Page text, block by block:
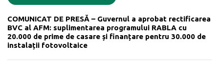
COMUNICAT DE PRESĂ – Guvernul a aprobat rectificarea
BVC al AFM: suplimentarea programului RABLA cu
20.000 de prime de casare și finanțare pentru 30.000 de
instalații fotovoltaice